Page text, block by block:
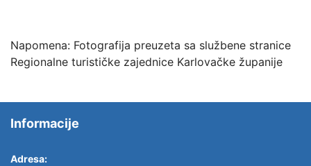
Napomena: Fotografija preuzeta sa službene stranice
Regionalne turističke zajednice Karlovačke županije
Informacije
Adresa: